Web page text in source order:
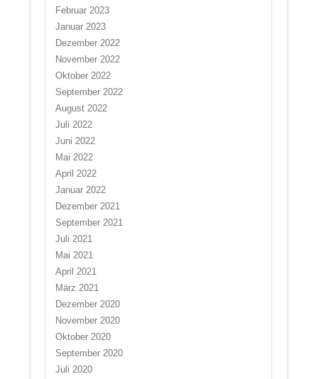
Februar 2023
Januar 2023
Dezember 2022
November 2022
Oktober 2022
September 2022
August 2022
Juli 2022
Juni 2022
Mai 2022
April 2022
Januar 2022
Dezember 2021
September 2021
Juli 2021
Mai 2021
April 2021
März 2021
Dezember 2020
November 2020
Oktober 2020
September 2020
Juli 2020